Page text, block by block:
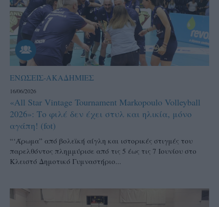
ΕΝΩΣΕΙΣ-ΑΚΑΔΗΜΙΕΣ
16/06/2026
«All Star Vintage Tournament Markopoulo Volleyball
2026»: Το φιλέ δεν έχει στυλ και ηλικία, μόνο
αγάπη! (fot)
“‘Άρωμα” από βολεϊκή αίγλη και ιστορικές στιγμές του
παρελθόντος πλημμύρισε από τις 5 έως τις 7 Ιουνίου στο
Κλειστό Δημοτικό Γυμναστήριο...